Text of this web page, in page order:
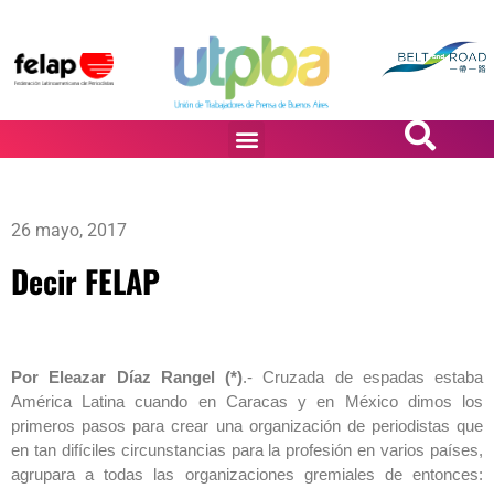
26 mayo, 2017
Decir FELAP
Por Eleazar Díaz Rangel (*).- Cruzada de espadas estaba
América Latina cuando en Caracas y en México dimos los
primeros pasos para crear una organización de periodistas que
en tan difíciles circunstancias para la profesión en varios países,
agrupara a todas las organizaciones gremiales de entonces: